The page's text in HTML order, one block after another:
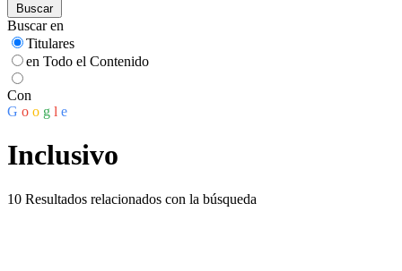
Buscar
Buscar en
Titulares
en Todo el Contenido
Con
G o o g l e
Inclusivo
10 Resultados relacionados con la búsqueda